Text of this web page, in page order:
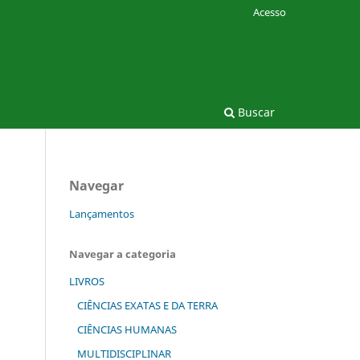
Buscar
Acesso
Navegar
Lançamentos
Navegar a categoria
LIVROS
CIÊNCIAS EXATAS E DA TERRA
CIÊNCIAS HUMANAS
MULTIDISCIPLINAR